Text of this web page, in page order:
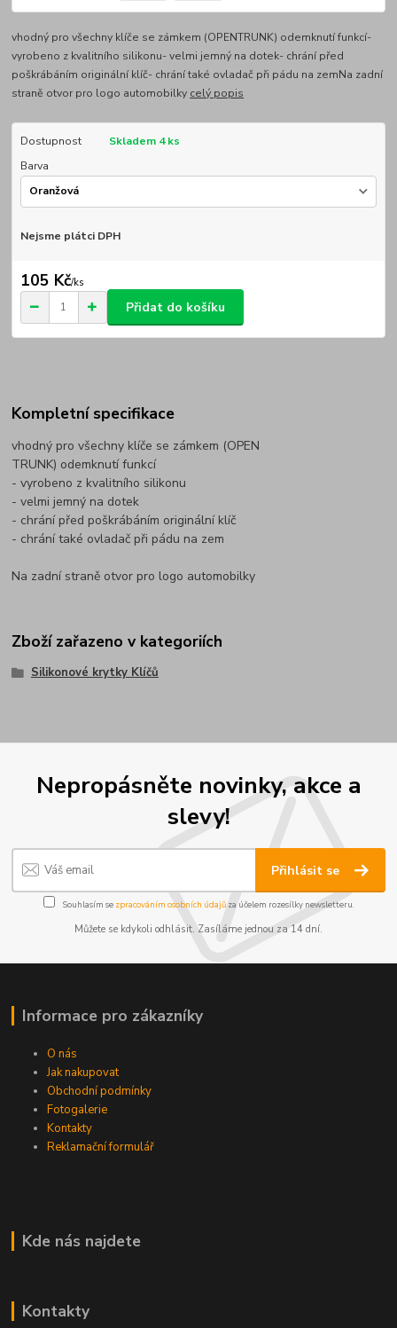
vhodný pro všechny klíče se zámkem (OPENTRUNK) odemknutí funkcí-
vyrobeno z kvalitního silikonu- velmi jemný na dotek- chrání před
poškrábáním originální klíč- chrání také ovladač při pádu na zemNa zadní
straně otvor pro logo automobilky celý popis
Dostupnost
Skladem 4 ks
Barva
Nejsme plátci DPH
105 Kč/ks
Přidat do košíku
Kompletní specifikace
vhodný pro všechny klíče se zámkem (OPEN
TRUNK) odemknutí funkcí
- vyrobeno z kvalitního silikonu
- velmi jemný na dotek
- chrání před poškrábáním originální klíč
- chrání také ovladač při pádu na zem
Na zadní straně otvor pro logo automobilky
Zboží zařazeno v kategoriích
Silikonové krytky Klíčů
Nepropásněte novinky, akce a
slevy!
Přihlásit se
Souhlasím se zpracováním osobních údajůza účelem rozesílky newsletteru.
Můžete se kdykoli odhlásit. Zasíláme jednou za 14 dní.
Informace pro zákazníky
O nás
Jak nakupovat
Obchodní podmínky
Fotogalerie
Kontakty
Reklamační formulář
Kde nás najdete
Kontakty